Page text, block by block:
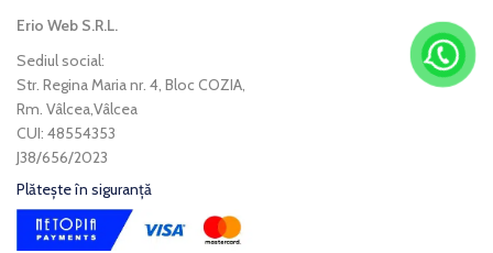
Erio Web S.R.L.
Sediul social:
Str. Regina Maria nr. 4, Bloc COZIA,
Rm. Vâlcea,Vâlcea
CUI: 48554353
J38/656/2023
Plătește în siguranță